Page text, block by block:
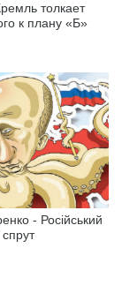
толкает
к плану «Б»
- Російський
спрут